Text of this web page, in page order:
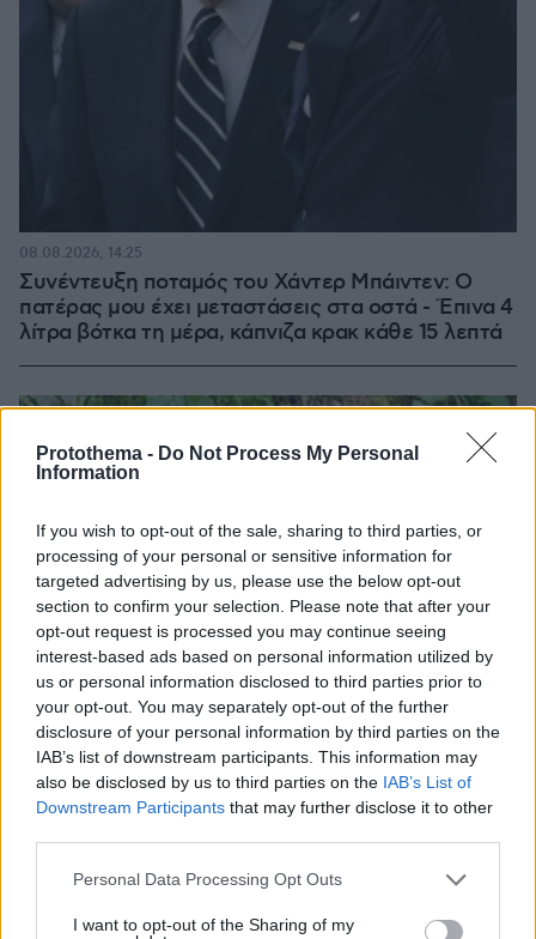
Protothema - Do Not Process My Personal
Information
If you wish to opt-out of the sale, sharing to third parties, or
processing of your personal or sensitive information for
targeted advertising by us, please use the below opt-out
section to confirm your selection. Please note that after your
opt-out request is processed you may continue seeing
interest-based ads based on personal information utilized by
us or personal information disclosed to third parties prior to
your opt-out. You may separately opt-out of the further
disclosure of your personal information by third parties on the
IAB’s list of downstream participants. This information may
also be disclosed by us to third parties on the IAB’s List of
Downstream Participants that may further disclose it to other
Please note that this website/app uses one or more Google
not limited to your visit or usage behaviour. You may click to
Personal Data Processing Opt Outs
I want to opt-out of the Sharing of my
Συνέντευξη ποταμός του Χάντερ Μπάιντεν: Ο
πατέρας μου έχει μεταστάσεις στα οστά - Έπινα 4
λίτρα βότκα τη μέρα, κάπνιζα κρακ κάθε 15 λεπτά
08.08.2026, 14:25
08.08.2026, 12:18